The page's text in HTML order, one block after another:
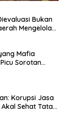
Bukan
Mengelola
Mafia
Sorotan
Korupsi Jasa
Sehat Tata